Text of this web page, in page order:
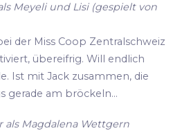
Meyeli und Lisi (gespielt von
der Miss Coop Zentralschweiz
übereifrig. Will endlich
Ist mit Jack zusammen, die
gerade am bröckeln...
als Magdalena Wettgern